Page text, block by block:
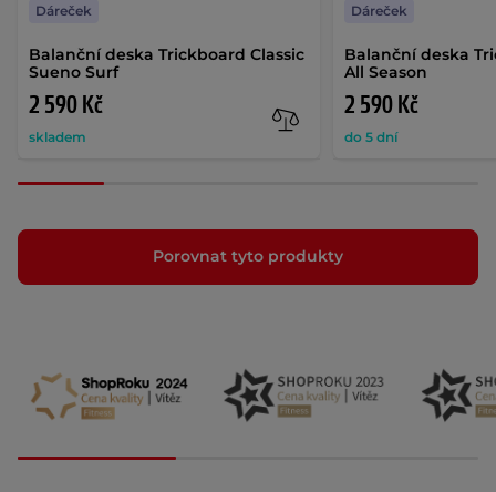
Balanční deska Trickboard Classic
Sueno Surf
2 590 Kč
skladem
Dáreček
Balanční deska
All Season
2 590 Kč
do 5 dní
Dáreček
Porovnat tyto produkty